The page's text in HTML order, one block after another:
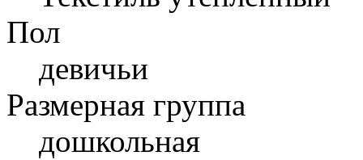
Пол
девичьи
Размерная группа
дошкольная